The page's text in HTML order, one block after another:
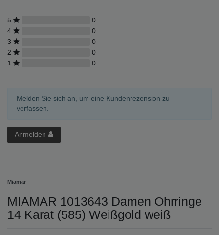
5
0
4
0
3
0
2
0
1
0
Melden Sie sich an, um eine Kundenrezension zu
verfassen.
Anmelden
Miamar
MIAMAR 1013643 Damen Ohrringe
14 Karat (585) Weißgold weiß